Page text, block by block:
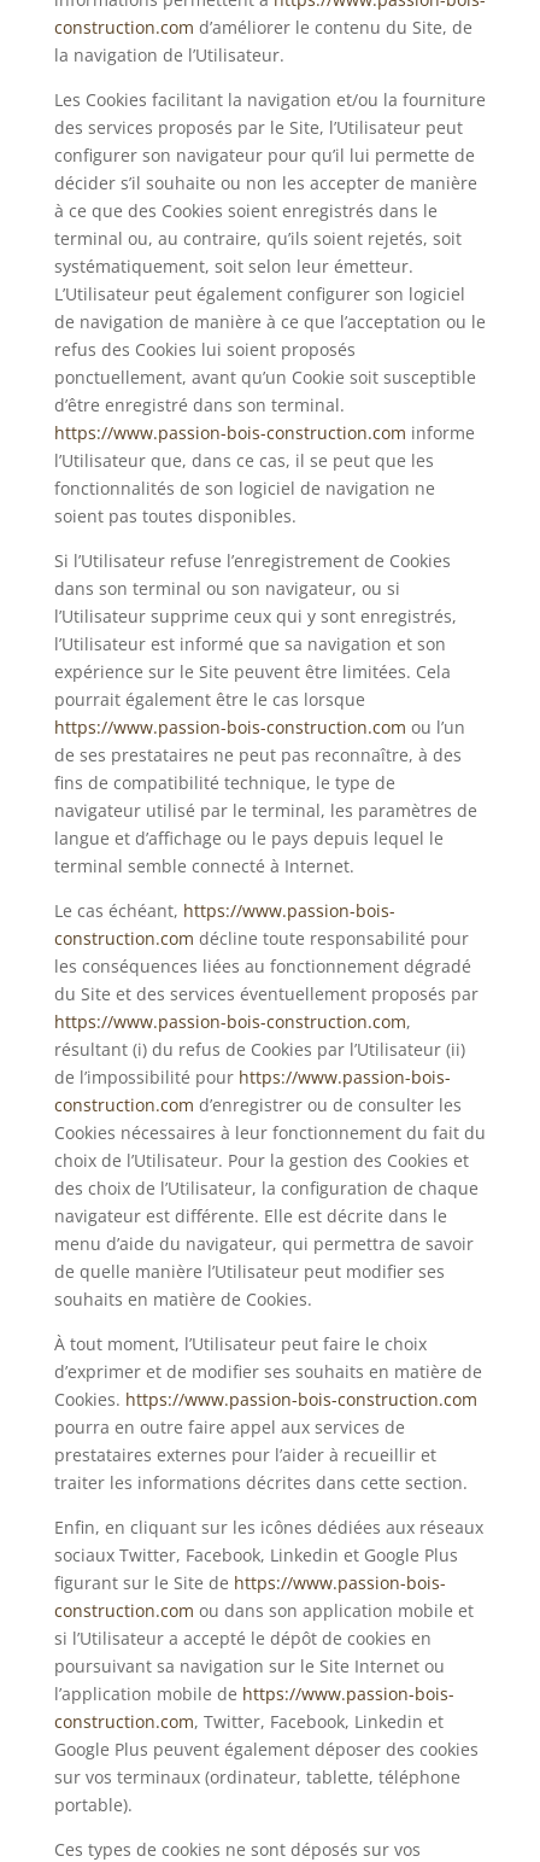
construction.com d’améliorer le contenu du Site, de
la navigation de l’Utilisateur.
Les Cookies facilitant la navigation et/ou la fourniture
des services proposés par le Site, l’Utilisateur peut
configurer son navigateur pour qu’il lui permette de
décider s’il souhaite ou non les accepter de manière
à ce que des Cookies soient enregistrés dans le
terminal ou, au contraire, qu’ils soient rejetés, soit
systématiquement, soit selon leur émetteur.
L’Utilisateur peut également configurer son logiciel
de navigation de manière à ce que l’acceptation ou le
refus des Cookies lui soient proposés
ponctuellement, avant qu’un Cookie soit susceptible
d’être enregistré dans son terminal.
https://www.passion-bois-construction.com informe
l’Utilisateur que, dans ce cas, il se peut que les
fonctionnalités de son logiciel de navigation ne
soient pas toutes disponibles.
Si l’Utilisateur refuse l’enregistrement de Cookies
dans son terminal ou son navigateur, ou si
l’Utilisateur supprime ceux qui y sont enregistrés,
l’Utilisateur est informé que sa navigation et son
expérience sur le Site peuvent être limitées. Cela
pourrait également être le cas lorsque
https://www.passion-bois-construction.com ou l’un
de ses prestataires ne peut pas reconnaître, à des
fins de compatibilité technique, le type de
navigateur utilisé par le terminal, les paramètres de
langue et d’affichage ou le pays depuis lequel le
terminal semble connecté à Internet.
Le cas échéant, https://www.passion-bois-
construction.com décline toute responsabilité pour
les conséquences liées au fonctionnement dégradé
du Site et des services éventuellement proposés par
https://www.passion-bois-construction.com,
résultant (i) du refus de Cookies par l’Utilisateur (ii)
de l’impossibilité pour https://www.passion-bois-
construction.com d’enregistrer ou de consulter les
Cookies nécessaires à leur fonctionnement du fait du
choix de l’Utilisateur. Pour la gestion des Cookies et
des choix de l’Utilisateur, la configuration de chaque
navigateur est différente. Elle est décrite dans le
menu d’aide du navigateur, qui permettra de savoir
de quelle manière l’Utilisateur peut modifier ses
souhaits en matière de Cookies.
À tout moment, l’Utilisateur peut faire le choix
d’exprimer et de modifier ses souhaits en matière de
Cookies. https://www.passion-bois-construction.com
pourra en outre faire appel aux services de
prestataires externes pour l’aider à recueillir et
traiter les informations décrites dans cette section.
Enfin, en cliquant sur les icônes dédiées aux réseaux
sociaux Twitter, Facebook, Linkedin et Google Plus
figurant sur le Site de https://www.passion-bois-
construction.com ou dans son application mobile et
si l’Utilisateur a accepté le dépôt de cookies en
poursuivant sa navigation sur le Site Internet ou
l’application mobile de https://www.passion-bois-
construction.com, Twitter, Facebook, Linkedin et
Google Plus peuvent également déposer des cookies
sur vos terminaux (ordinateur, tablette, téléphone
portable).
Ces types de cookies ne sont déposés sur vos